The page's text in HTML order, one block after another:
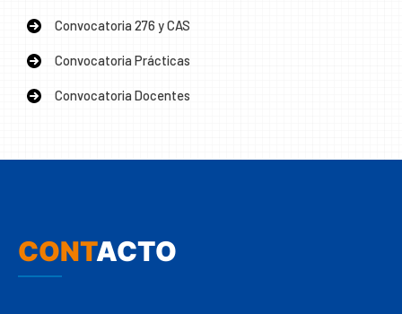
Convocatoria 276 y CAS
Convocatoria Prácticas
Convocatoria Docentes
CONTACTO